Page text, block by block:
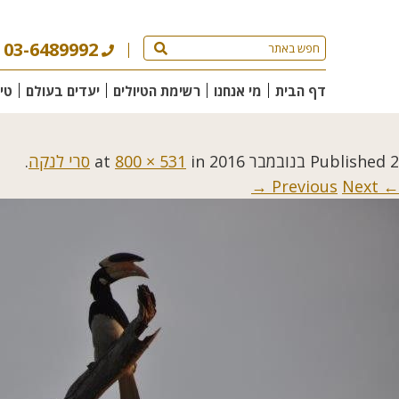
03-6489992
דף הבית מי אנחנו רשימת הטיולים יעדים בעולם
Published 2 בנובמבר 2016 800 × 531 in סרי לנקה.
← Previous
Next →